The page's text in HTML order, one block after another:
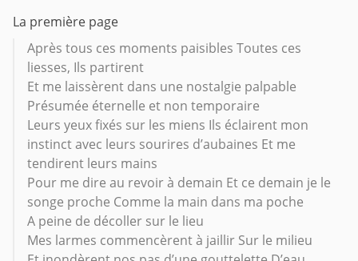
La première page
Après tous ces moments paisibles Toutes ces
liesses, Ils partirent
Et me laissèrent dans une nostalgie palpable
Présumée éternelle et non temporaire
Leurs yeux fixés sur les miens Ils éclairent mon
instinct avec leurs sourires d’aubaines Et me
tendirent leurs mains
Pour me dire au revoir à demain Et ce demain je le
songe proche Comme la main dans ma poche
A peine de décoller sur le lieu
Mes larmes commencèrent à jaillir Sur le milieu